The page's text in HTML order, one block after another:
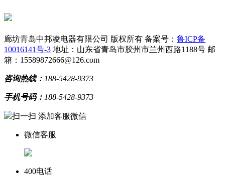
廊坊青岛中邦凌电器有限公司 版权所有 备案号： 鲁ICP备
10016141号-3 地址：山东省青岛市胶州市兰州西路1188号 邮
箱：15589872666@126.com
咨询热线： 188-5428-9373
手机号码： 188-5428-9373
扫一扫 添加客服微信
微信客服
400电话